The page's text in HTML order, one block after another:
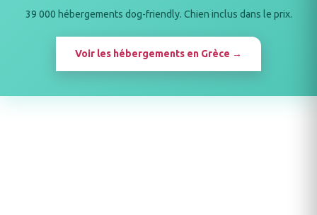
39 000 hébergements dog-friendly. Chien inclus dans le prix.
Voir les hébergements en Grèce →